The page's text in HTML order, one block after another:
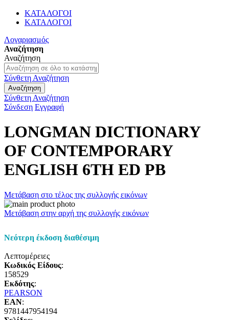
ΚΑΤΑΛΟΓΟΙ
ΚΑΤΑΛΟΓΟΙ
Λογαριασμός
Αναζήτηση
Αναζήτηση
Σύνθετη Αναζήτηση
Αναζήτηση
Σύνθετη Αναζήτηση
Σύνδεση Εγγραφή
LONGMAN DICTIONARY
OF CONTEMPORARY
ENGLISH 6TH ED PB
Μετάβαση στο τέλος της συλλογής εικόνων
Μετάβαση στην αρχή της συλλογής εικόνων
Νεότερη έκδοση διαθέσιμη
Λεπτομέρειες
Κωδικός Είδους:
158529
Εκδότης:
PEARSON
EAN:
9781447954194